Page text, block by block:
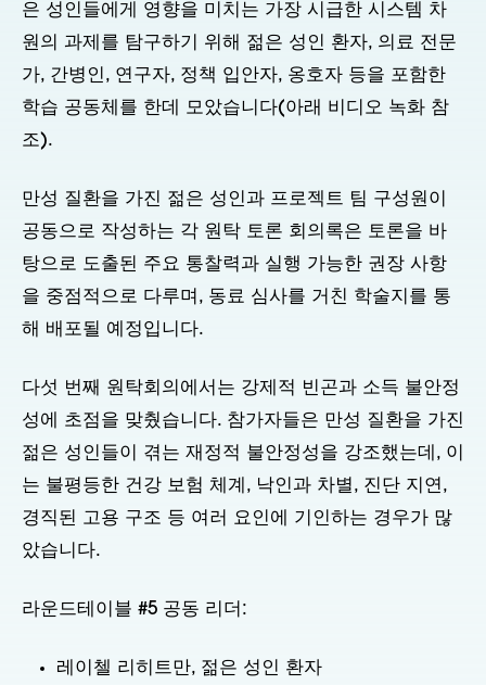
은 성인들에게 영향을 미치는 가장 시급한 시스템 차
원의 과제를 탐구하기 위해 젊은 성인 환자, 의료 전문
가, 간병인, 연구자, 정책 입안자, 옹호자 등을 포함한
학습 공동체를 한데 모았습니다(아래 비디오 녹화 참
조).
만성 질환을 가진 젊은 성인과 프로젝트 팀 구성원이
공동으로 작성하는 각 원탁 토론 회의록은 토론을 바
탕으로 도출된 주요 통찰력과 실행 가능한 권장 사항
을 중점적으로 다루며, 동료 심사를 거친 학술지를 통
해 배포될 예정입니다.
다섯 번째 원탁회의에서는 강제적 빈곤과 소득 불안정
성에 초점을 맞췄습니다. 참가자들은 만성 질환을 가진
젊은 성인들이 겪는 재정적 불안정성을 강조했는데, 이
는 불평등한 건강 보험 체계, 낙인과 차별, 진단 지연,
경직된 고용 구조 등 여러 요인에 기인하는 경우가 많
았습니다.
라운드테이블 #5 공동 리더:
레이첼 리히트만, 젊은 성인 환자